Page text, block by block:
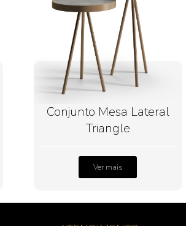
Conjunto Mesa Lateral
Triangle
Ver mais